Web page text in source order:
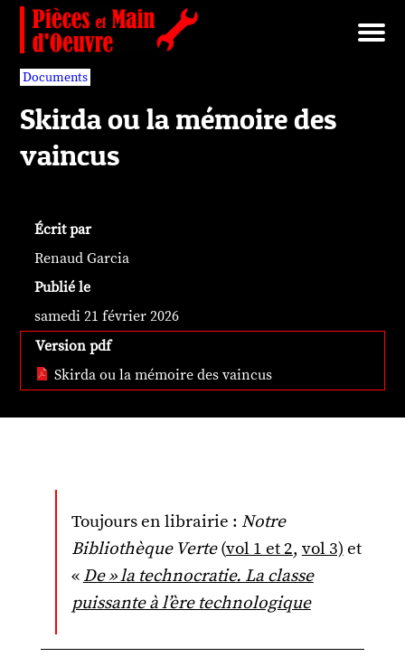
Brut/Archives
Faits divers
Nécrotechnologies
Documents
Librairie/Service Compris
Pièces détachées
Documents
Skirda ou la mémoire des
vaincus
Écrit par
Renaud Garcia
Publié le
samedi 21 février 2026
Version pdf
Skirda ou la mémoire des vaincus
Toujours en librairie :Notre
Bibliothèque Verte(vol 1 et 2, vol 3)et
«De » la technocratie. La classe
puissante à l’ère technologique